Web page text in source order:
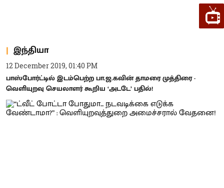
இந்தியா
12 December 2019, 01:40 PM
பாஸ்போர்ட்டில் இடம்பெற்ற பா.ஜ.கவின் தாமரை முத்திரை -
வெளியுறவு செயலாளர் கூறிய ‘அடடே’ பதில்!